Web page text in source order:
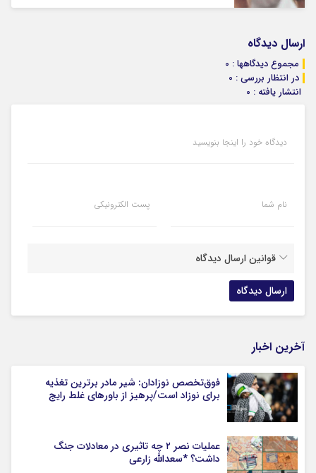
ارسال دیدگاه
مجموع دیدگاهها : 0
در انتظار بررسی : 0
انتشار یافته : 0
دیدگاه خود را اینجا بنویسید
نام شما پست الکترونیکی
قوانین ارسال دیدگاه
آخرین اخبار
فوق‌تخصص نوزادان: شیر مادر برترین تغذیه
برای نوزاد است/پرهیز از باورهای غلط رایج
عملیات نصر ۲ چه تاثیری در معادلات جنگ
داشت؟ *سعدالله زارعی